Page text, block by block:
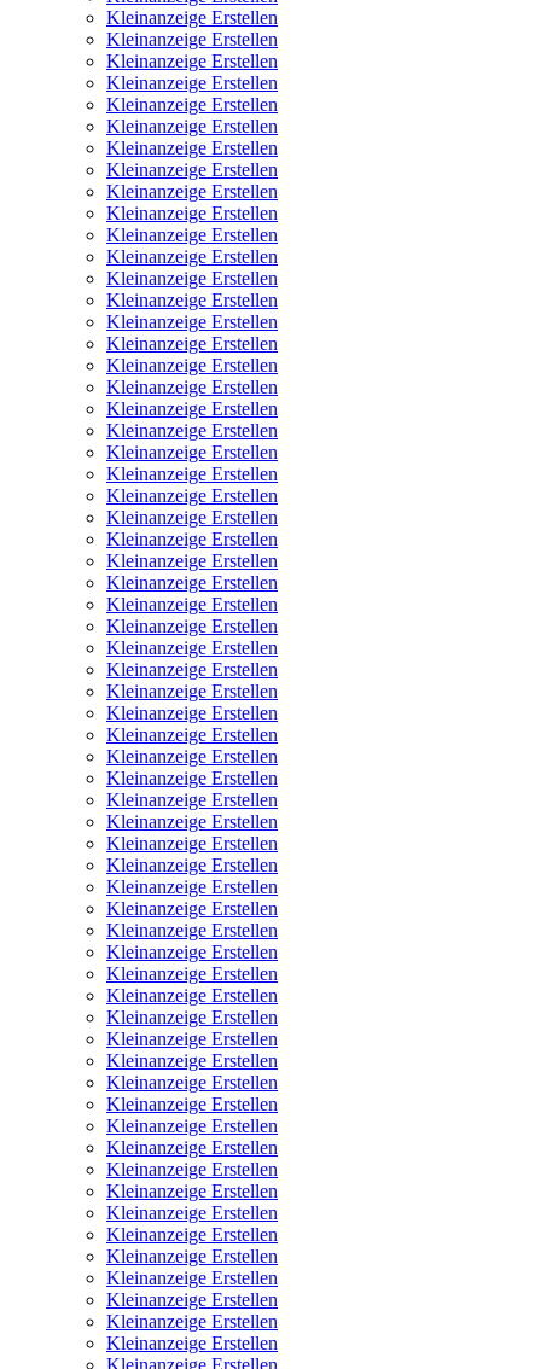
Kleinanzeige Erstellen
Kleinanzeige Erstellen
Kleinanzeige Erstellen
Kleinanzeige Erstellen
Kleinanzeige Erstellen
Kleinanzeige Erstellen
Kleinanzeige Erstellen
Kleinanzeige Erstellen
Kleinanzeige Erstellen
Kleinanzeige Erstellen
Kleinanzeige Erstellen
Kleinanzeige Erstellen
Kleinanzeige Erstellen
Kleinanzeige Erstellen
Kleinanzeige Erstellen
Kleinanzeige Erstellen
Kleinanzeige Erstellen
Kleinanzeige Erstellen
Kleinanzeige Erstellen
Kleinanzeige Erstellen
Kleinanzeige Erstellen
Kleinanzeige Erstellen
Kleinanzeige Erstellen
Kleinanzeige Erstellen
Kleinanzeige Erstellen
Kleinanzeige Erstellen
Kleinanzeige Erstellen
Kleinanzeige Erstellen
Kleinanzeige Erstellen
Kleinanzeige Erstellen
Kleinanzeige Erstellen
Kleinanzeige Erstellen
Kleinanzeige Erstellen
Kleinanzeige Erstellen
Kleinanzeige Erstellen
Kleinanzeige Erstellen
Kleinanzeige Erstellen
Kleinanzeige Erstellen
Kleinanzeige Erstellen
Kleinanzeige Erstellen
Kleinanzeige Erstellen
Kleinanzeige Erstellen
Kleinanzeige Erstellen
Kleinanzeige Erstellen
Kleinanzeige Erstellen
Kleinanzeige Erstellen
Kleinanzeige Erstellen
Kleinanzeige Erstellen
Kleinanzeige Erstellen
Kleinanzeige Erstellen
Kleinanzeige Erstellen
Kleinanzeige Erstellen
Kleinanzeige Erstellen
Kleinanzeige Erstellen
Kleinanzeige Erstellen
Kleinanzeige Erstellen
Kleinanzeige Erstellen
Kleinanzeige Erstellen
Kleinanzeige Erstellen
Kleinanzeige Erstellen
Kleinanzeige Erstellen
Kleinanzeige Erstellen
Kleinanzeige Erstellen